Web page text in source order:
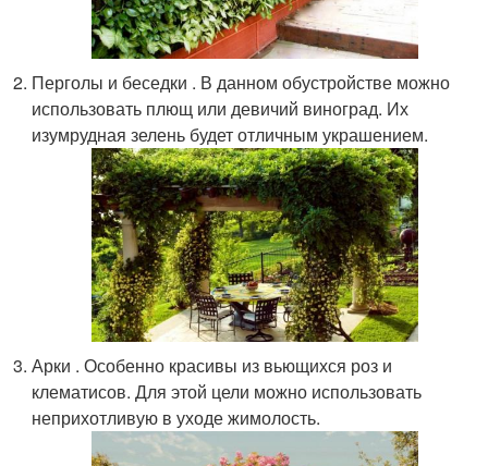
Перголы и беседки . В данном обустройстве можно
использовать плющ или девичий виноград. Их
изумрудная зелень будет отличным украшением.
Арки . Особенно красивы из вьющихся роз и
клематисов. Для этой цели можно использовать
неприхотливую в уходе жимолость.